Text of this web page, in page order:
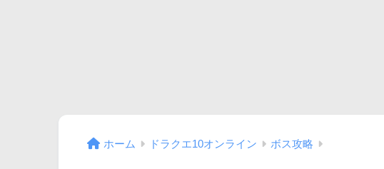
ホーム ドラクエ10オンライン ボス攻略